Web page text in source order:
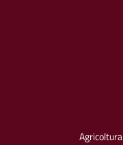
Agricoltura